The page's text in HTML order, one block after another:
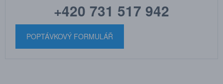
+420 731 517 942
POPTÁVKOVÝ FORMULÁŘ